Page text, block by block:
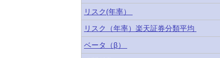
リスク(年率）
リスク（年率）楽天証券分類平均
ベータ（β）